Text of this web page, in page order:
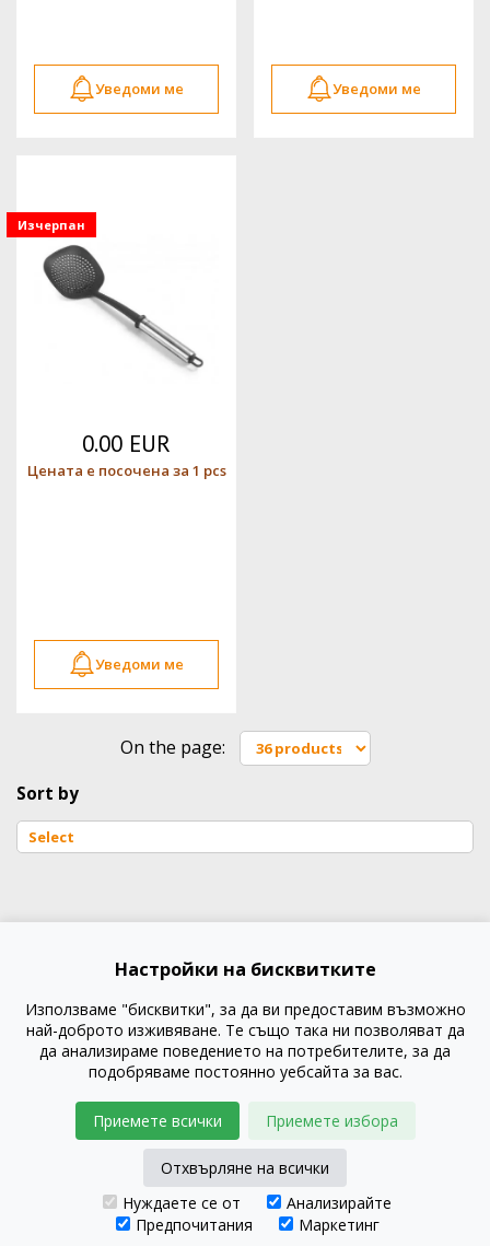
Уведоми ме Уведоми ме
Изчерпан
0.00 EUR
Цената е посочена за 1 pcs
Уведоми ме
On the page:
Sort by
© GustaPRO 2026
Настройки на бисквитките
Използваме "бисквитки", за да ви предоставим възможно
най-доброто изживяване. Те също така ни позволяват да
да анализираме поведението на потребителите, за да
подобряваме постоянно уебсайта за вас.
Приемете всички Приемете избора
Отхвърляне на всички
Нуждаете се от
Анализирайте
Предпочитания
Маркетинг